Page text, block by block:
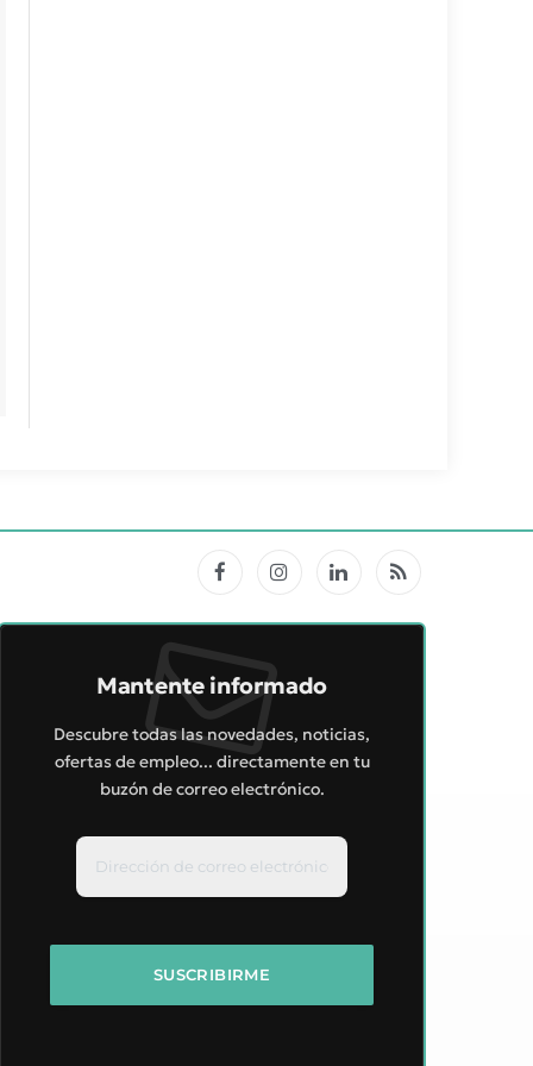
FacebookInstagramLinkedInRSS
Mantente informado
Descubre todas las novedades, noticias,
ofertas de empleo... directamente en tu
buzón de correo electrónico.